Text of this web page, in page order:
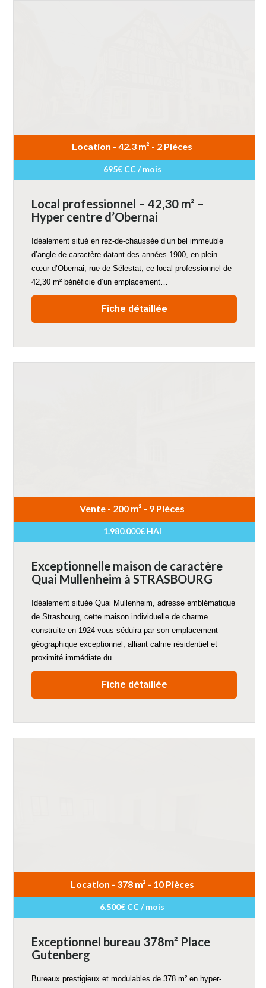
Location - 42.3 m² - 2 Pièces
695€ CC / mois
Local professionnel – 42,30 m² –
Hyper centre d’Obernai
Idéalement situé en rez-de-chaussée d’un bel immeuble
d’angle de caractère datant des années 1900, en plein
cœur d’Obernai, rue de Sélestat, ce local professionnel de
42,30 m² bénéficie d’un emplacement…
Fiche détaillée
Vente - 200 m² - 9 Pièces
1.980.000€ HAI
Exceptionnelle maison de caractère
Quai Mullenheim à STRASBOURG
Idéalement située Quai Mullenheim, adresse emblématique
de Strasbourg, cette maison individuelle de charme
construite en 1924 vous séduira par son emplacement
géographique exceptionnel, alliant calme résidentiel et
proximité immédiate du…
Fiche détaillée
Location - 378 m² - 10 Pièces
6.500€ CC / mois
Exceptionnel bureau 378m² Place
Gutenberg
Bureaux prestigieux et modulables de 378 m² en hyper-